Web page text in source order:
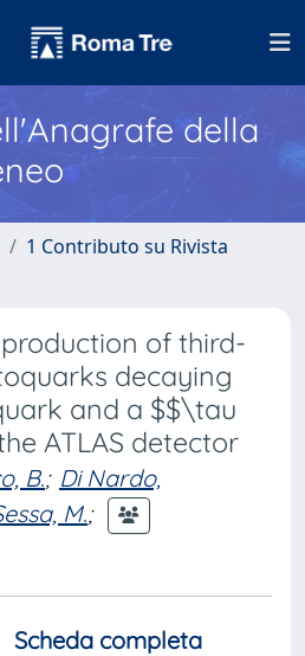
della
1 Contributo su Rivista
of third-
decaying
and a $$\tau
ATLAS detector
B.; Di Nardo,
M.;
Scheda completa